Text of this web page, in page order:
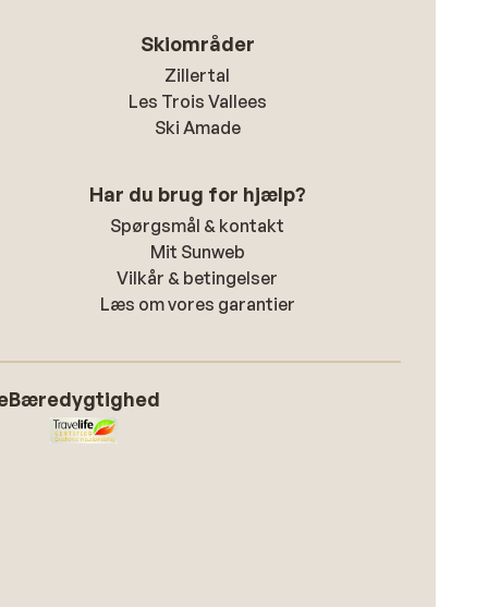
Skiområder
Zillertal
Les Trois Vallees
Ski Amade
Har du brug for hjælp?
Spørgsmål & kontakt
Mit Sunweb
Vilkår & betingelser
Læs om vores garantier
Bæredygtighed